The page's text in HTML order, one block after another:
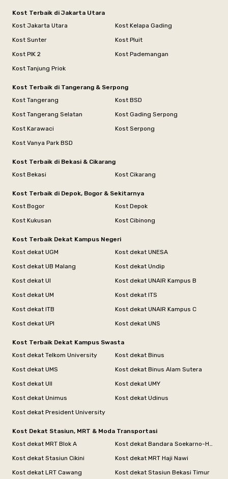
Kost Terbaik di Jakarta Utara
Kost Jakarta Utara
Kost Kelapa Gading
Kost Sunter
Kost Pluit
Kost PIK 2
Kost Pademangan
Kost Tanjung Priok
Kost Terbaik di Tangerang & Serpong
Kost Tangerang
Kost BSD
Kost Tangerang Selatan
Kost Gading Serpong
Kost Karawaci
Kost Serpong
Kost Vanya Park BSD
Kost Terbaik di Bekasi & Cikarang
Kost Bekasi
Kost Cikarang
Kost Terbaik di Depok, Bogor & Sekitarnya
Kost Bogor
Kost Depok
Kost Kukusan
Kost Cibinong
Kost Terbaik Dekat Kampus Negeri
Kost dekat UGM
Kost dekat UNESA
Kost dekat UB Malang
Kost dekat Undip
Kost dekat UI
Kost dekat UNAIR Kampus B
Kost dekat UM
Kost dekat ITS
Kost dekat ITB
Kost dekat UNAIR Kampus C
Kost dekat UPI
Kost dekat UNS
Kost Terbaik Dekat Kampus Swasta
Kost dekat Telkom University
Kost dekat Binus
Kost dekat UMS
Kost dekat Binus Alam Sutera
Kost dekat UII
Kost dekat UMY
Kost dekat Unimus
Kost dekat Udinus
Kost dekat President University
Kost Dekat Stasiun, MRT & Moda Transportasi
Kost dekat MRT Blok A
Kost dekat Stasiun Cikini
Kost dekat MRT Haji Nawi
Kost dekat LRT Cawang
Kost dekat Stasiun Bekasi Timur